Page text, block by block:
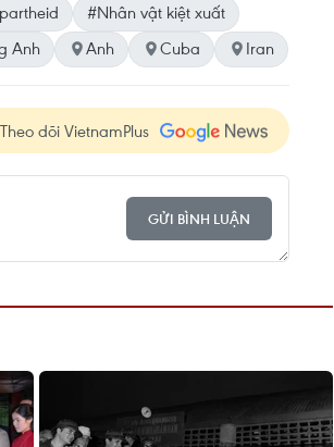
#Nhân vật kiệt xuất
Anh Anh Cuba Iran
Theo dõi VietnamPlus
GỬI BÌNH LUẬN